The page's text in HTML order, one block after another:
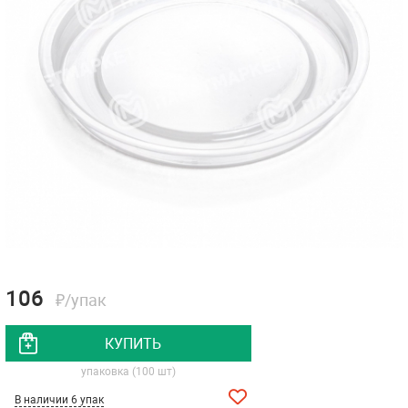
106 ₽/упак
КУПИТЬ
упаковка (100 шт)
В наличии 6 упак